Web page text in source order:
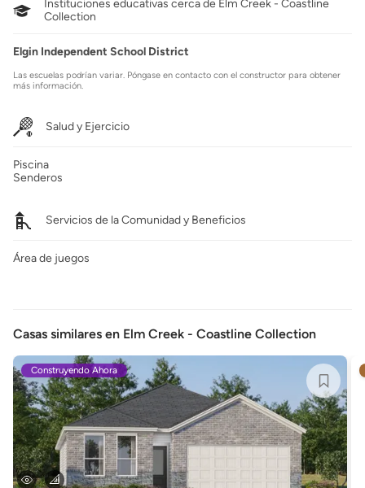
Instituciones educativas cerca de Elm Creek - Coastline
Collection
Elgin Independent School District
Las escuelas podrían variar. Póngase en contacto con el constructor para obtener
más información.
Salud y Ejercicio
Piscina
Senderos
Servicios de la Comunidad y Beneficios
Área de juegos
Casas similares en Elm Creek - Coastline Collection
Construyendo Ahora